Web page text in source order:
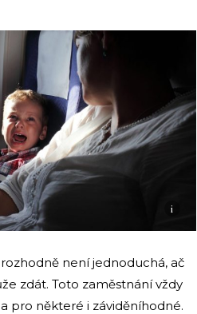
i
není jednoduchá, ač
zdát. Toto zaměstnání vždy
pro některé i záviděníhodné.